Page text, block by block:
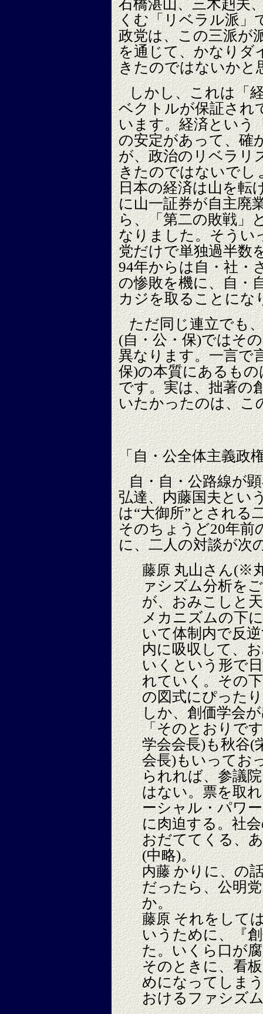
石橋湛山、三木赳夫
くむ「リベラル派」
政党は、この三派が
を通じて、かなりダ
きたのではないかと
しかし、これは「
ベクトルが保証され
います。経済という
の安定があって、確
が、政治のリベラリ
きたのではないでし
日本の経済は山を転
に山一証券が自主廃
ら、「第二の敗戦」
なりました。そうい
党だけで単独過半数
94年からは自・社・
の惨敗を機に、自・
カジを取ることにな
ただ同じ連立でも
(自・公・保)ではそ
異なります。一言で
保)の本質にあるも
です。実は、拙著の
いたかったのは、こ
「自・公全体主義政
自・自・公路線が
弘達、内藤国夫とい
は“大御所”とされる
そのちょうど20年前
に、二人の対談が次
藤原丸山さん(※
ァシズム分析を
が、おみこしと
メカニズムの下
いて体制内で反
内に吸収して、
いくという形で
れていく。その
の図式にぴった
しか、創価学会
「そのとおりで
学会会長)も秋谷(
会長)もいってお
られれば、参議
はない。票を取
ーシャル・パワ
に肉迫する。社
おだててくる、
(中略)。
内藤かりに、の
だったら、公明
か。
藤原それをして
いうために、『
た。いくら口が
そのときに、看
めになってしま
おけるファシズ